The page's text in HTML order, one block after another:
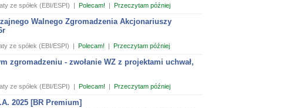
ze spółek (EBI/ESPI) Polecam! Przeczytam później
Walnego Zgromadzenia Akcjonariuszy
ze spółek (EBI/ESPI) Polecam! Przeczytam później
zgromadzeniu - zwołanie WZ z projektami uchwał,
ze spółek (EBI/ESPI) Polecam! Przeczytam później
2025 [BR Premium]